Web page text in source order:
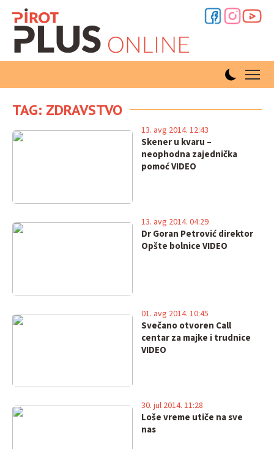
TAG: ZDRAVSTVO
Skener u kvaru –
neophodna zajednička
pomoć VIDEO
13. avg 2014. 12:43
Dr Goran Petrović direktor
Opšte bolnice VIDEO
13. avg 2014. 04:29
Svečano otvoren Call
centar za majke i trudnice
VIDEO
01. avg 2014. 10:45
Loše vreme utiče na sve
nas
30. jul 2014. 11:28